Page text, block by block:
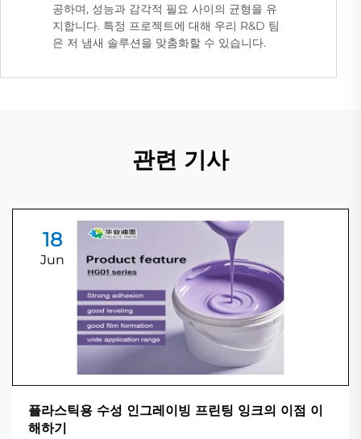
공하며, 성능과 감각적 필요 사이의 균형을 유
지합니다. 특정 프로젝트에 대해 우리 R&D 팀
은 저 냄새 솔루션을 맞춤화할 수 있습니다.
관련 기사
18
Jun
플라스틱용 수성 인그레이빙 프린팅 잉크의 이점 이
해하기